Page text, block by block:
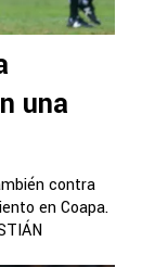
una
contra
en Coapa.